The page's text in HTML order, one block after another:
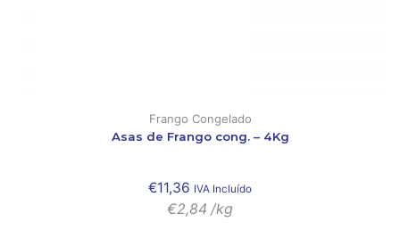
Frango Congelado
Asas de Frango cong. – 4Kg
€11,36 IVA Incluído
€2,84 /kg